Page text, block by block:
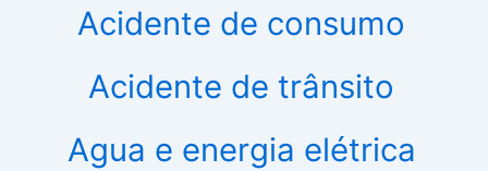
Acidente de consumo
Acidente de trânsito
Agua e energia elétrica